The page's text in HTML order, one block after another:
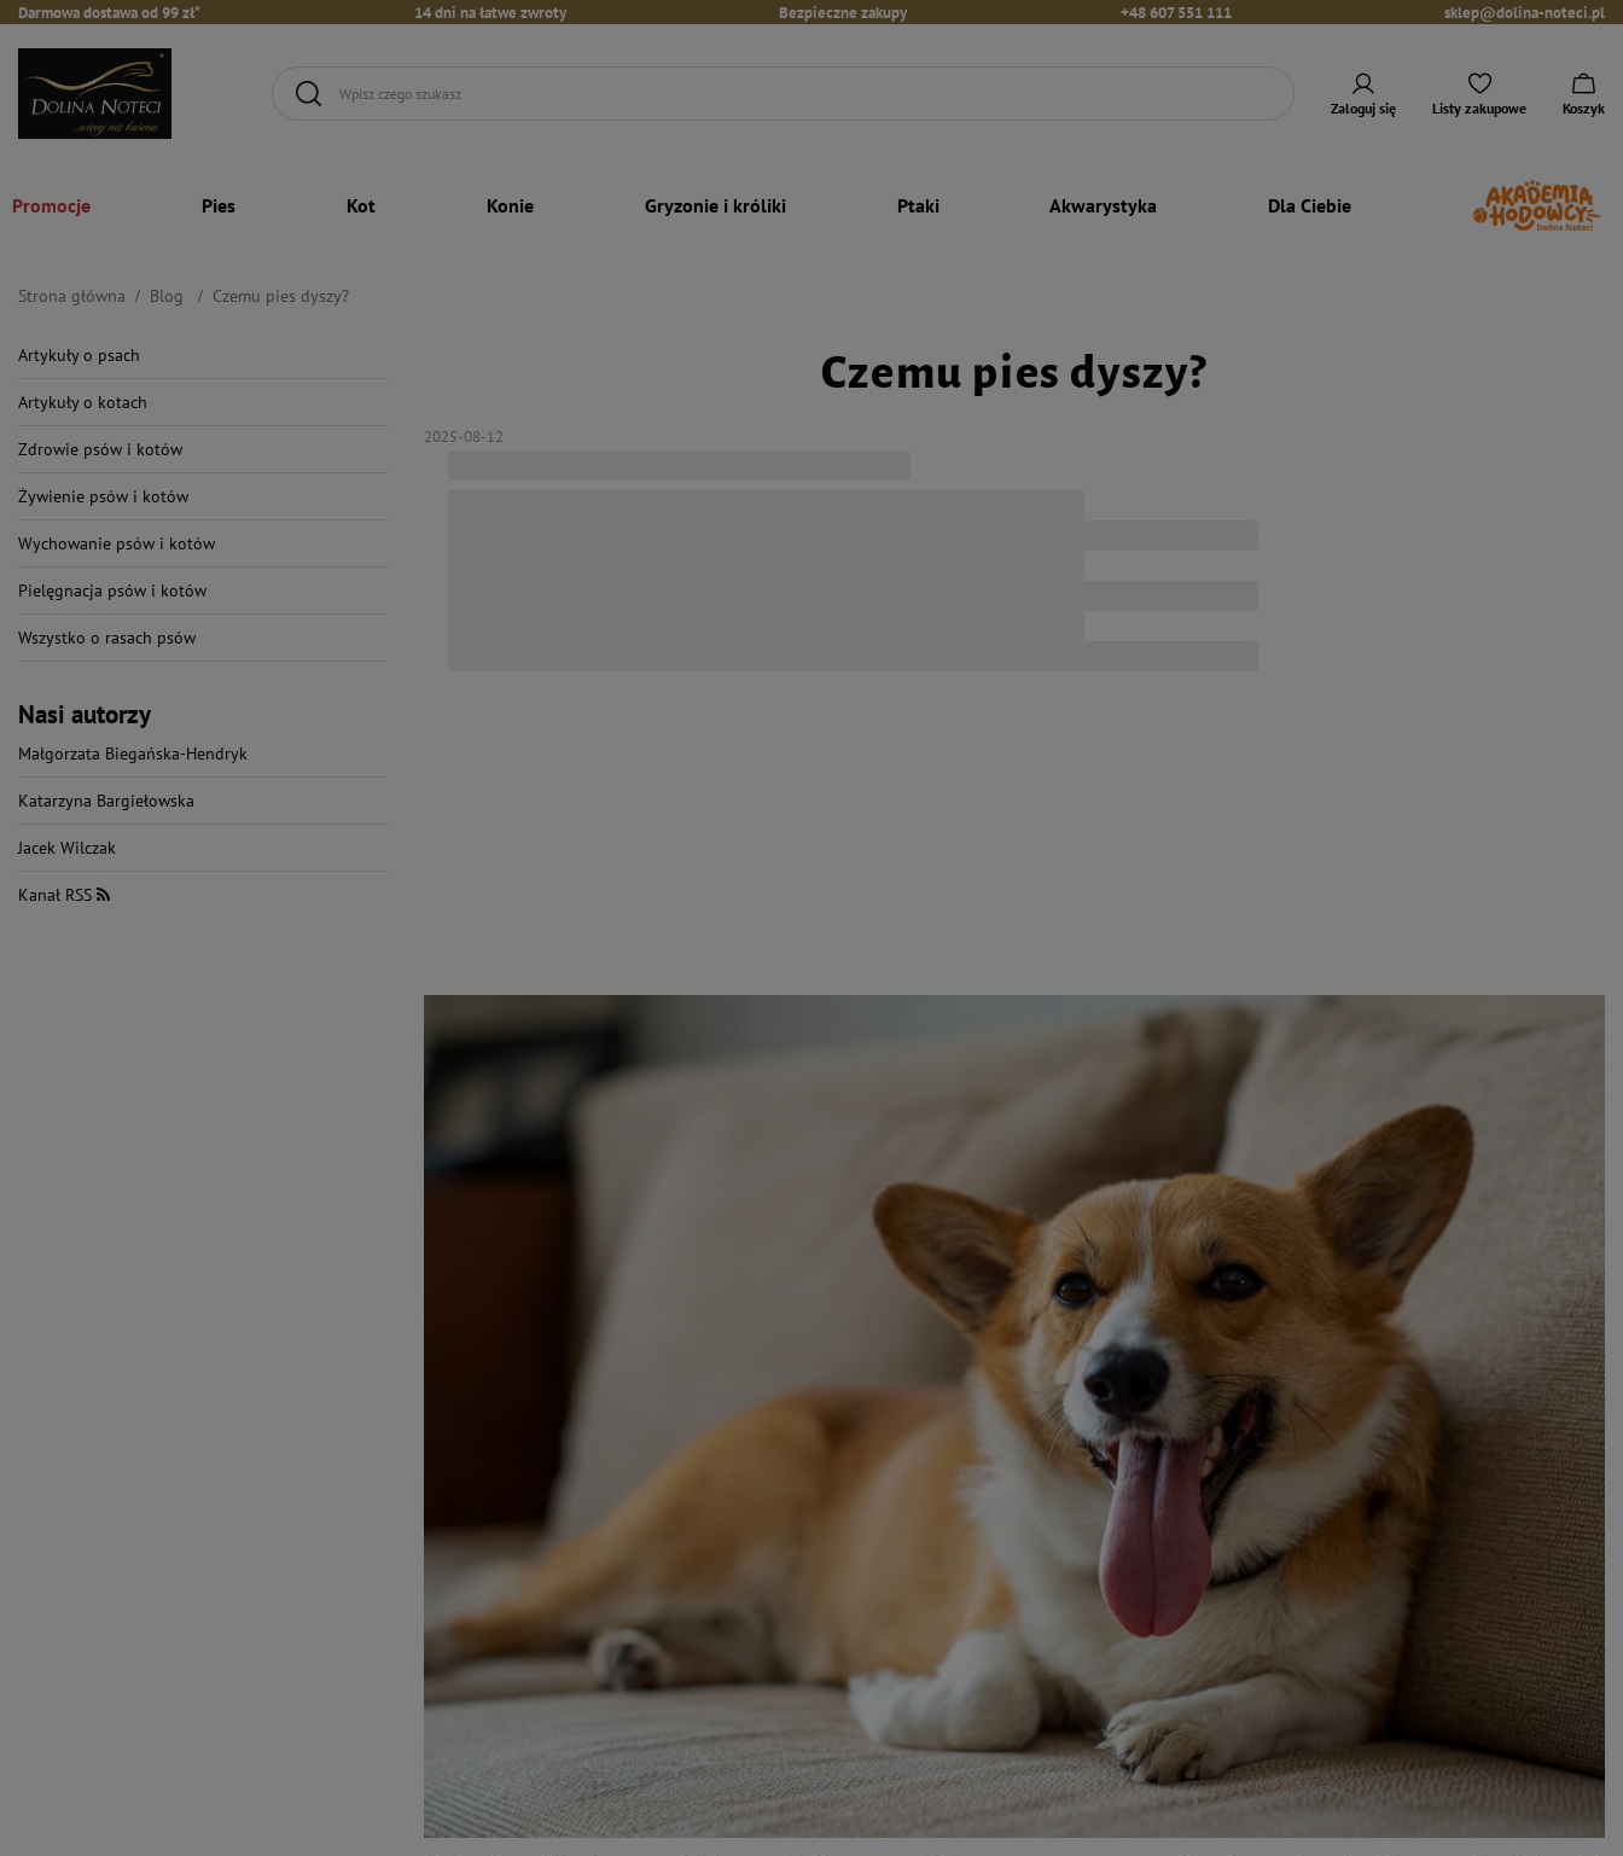
Darmowa dostawa od 99 zł* 14 dni na łatwe zwroty Bezpieczne zakupy +48 607 551 111 sklep@dolina-noteci.pl
Zaloguj się Listy zakupowe Koszyk
Promocje Pies Kot Konie Gryzonie i króliki Ptaki Akwarystyka Dla Ciebie
Strona główna Blog Czemu pies dyszy?
Artykuły o psach
Artykuły o kotach
Zdrowie psów i kotów
Żywienie psów i kotów
Wychowanie psów i kotów
Pielęgnacja psów i kotów
Wszystko o rasach psów
Nasi autorzy
Małgorzata Biegańska-Hendryk
Katarzyna Bargiełowska
Jacek Wilczak
Kanał RSS
Czemu pies dyszy?
2025-08-12